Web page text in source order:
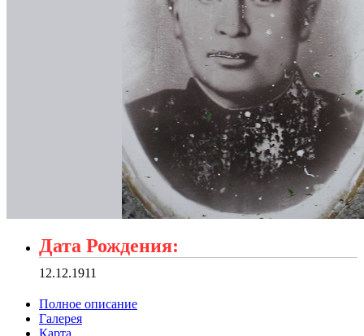
Дата Рождения:
12.12.1911
Полное описание
Галерея
Карта